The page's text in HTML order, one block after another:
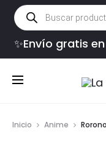
Búsqueda
de
productos
✨Envío gratis
Inicio Anime